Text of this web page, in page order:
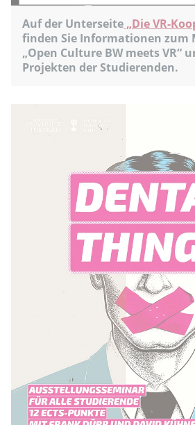
Auf der Unterseite „Die VR-
finden Sie Informationen zum
„Open Culture BW meets VR“
Projekten der Studierenden.